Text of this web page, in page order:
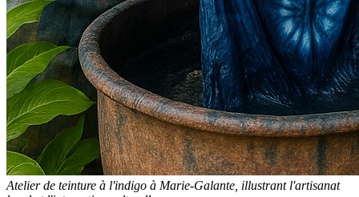
Atelier de teinture à l'indigo à Marie-Galante, illustrant l'artisanat